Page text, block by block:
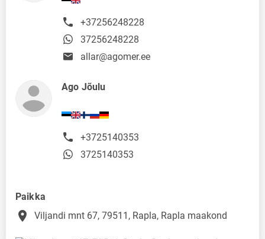
+37256248228
37256248228
allar@agomer.ee
Ago Jõulu
+3725140353
3725140353
Paikka
place Viljandi mnt 67, 79511, Rapla, Rapla maakond